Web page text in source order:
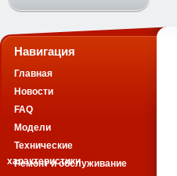
Навигация
Главная
Новости
FAQ
Модели
Технические
характеристики
Ремонт и обслуживание